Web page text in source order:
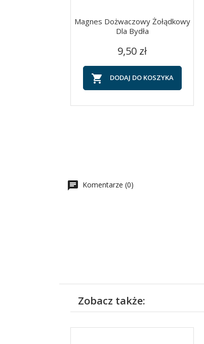
Szybki podgląd
Magnes Dożwaczowy Żołądkowy
Dla Bydła
Cena
9,50 zł
 DODAJ DO KOSZYKA
Komentarze (0)
Zobacz także: